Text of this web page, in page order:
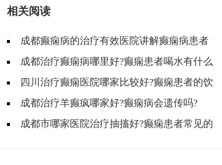
相关阅读
成都癫痫病的治疗有效医院讲解癫痫病患者
的护理!
成都治疗癫痫病哪里好?癫痫患者喝水有什么
讲究?四川治疗癫痫医院哪家比较好?癫痫患者的饮
食要注意哪些方面?
成都治疗羊癫疯哪家好?癫痫病会遗传吗?
成都市哪家医院治疗抽搐好?癫痫患者常见的